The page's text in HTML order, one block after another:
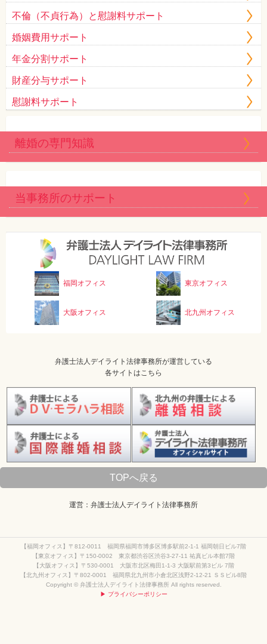
不倫（不貞行為）と慰謝料サポート
婚姻費用サポート
年金分割サポート
財産分与サポート
慰謝料サポート
離婚の専門知識
当事務所のサポート
福岡オフィス 東京オフィス
大阪オフィス 北九州オフィス
弁護士法人デイライト法律事務所が運営している
各サイトはこちら
TOPへ戻る
運営：弁護士法人デイライト法律事務所
【福岡オフィス】〒812-0011 福岡県福岡市博多区博多駅前2-1-1 福岡朝日ビル7階
【東京オフィス】〒150-0002 東京都渋谷区渋谷3-27-11 祐真ビル本館7階
【大阪オフィス】〒530-0001 大阪市北区梅田1-1-3 大阪駅前第3ビル 7階
【北九州オフィス】〒802-0001 福岡県北九州市小倉北区浅野2-12-21 ＳＳビル8階
Copyright © 弁護士法人デイライト法律事務所 All rights reserved.
▶ プライバシーポリシー